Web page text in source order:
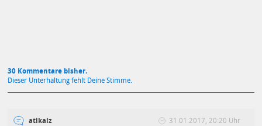
30 Kommentare bisher.
Dieser Unterhaltung fehlt Deine Stimme.
atikalz 31.01.2017, 20:20 Uhr